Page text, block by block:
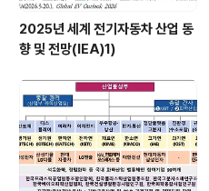
2025년 세계 전기자동차 산업 동
향 및 전망(IEA)1)